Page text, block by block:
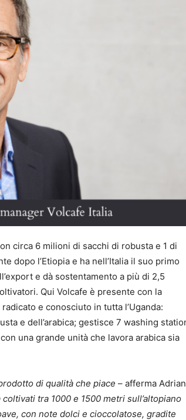
circa 6 milioni di sacchi di robusta e 1 di
dopo l’Etiopia e ha nell’Italia il suo primo
e dà sostentamento a più di 2,5
Qui Volcafe è presente con la
e conosciuto in tutta l’Uganda:
e dell’arabica; gestisce 7 washing
una grande unità che lavora arabica sia
di qualità che piace – afferma
tra 1000 e 1500 metri sull’altopiano
con note dolci e cioccolatose, gradite